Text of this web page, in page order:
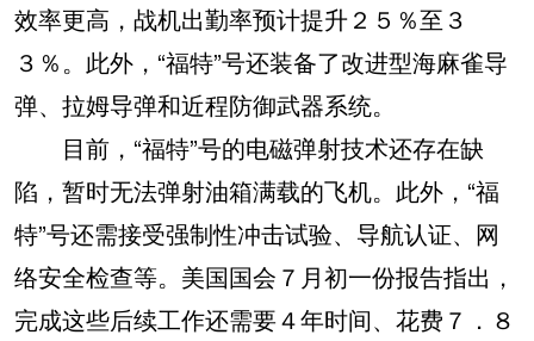
效率更高，战机出勤率预计提升２５％至３
３％。此外，“福特”号还装备了改进型海麻雀导
弹、拉姆导弹和近程防御武器系统。
目前，“福特”号的电磁弹射技术还存在缺
陷，暂时无法弹射油箱满载的飞机。此外，“福
特”号还需接受强制性冲击试验、导航认证、网
络安全检查等。美国国会７月初一份报告指出，
完成这些后续工作还需要４年时间、花费７．８